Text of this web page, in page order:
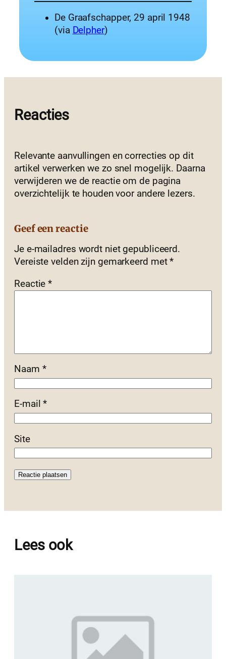
De Graafschapper, 29 april 1948
(via Delpher)
Reacties
Relevante aanvullingen en correcties op dit
artikel verwerken we zo snel mogelijk. Daarna
verwijderen we de reactie om de pagina
overzichtelijk te houden voor andere lezers.
Geef een reactie
Je e-mailadres wordt niet gepubliceerd.
Vereiste velden zijn gemarkeerd met*
Reactie*
Naam *
E-mail*
Site
Lees ook